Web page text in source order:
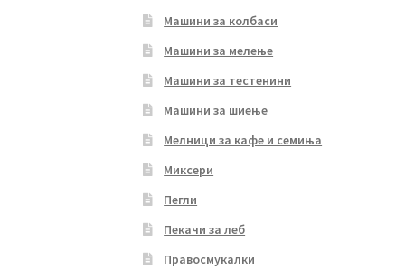
Машини за колбаси
Машини за мелење
Машини за тестенини
Машини за шиење
Мелници за кафе и семиња
Миксери
Пегли
Пекачи за леб
Правосмукалки